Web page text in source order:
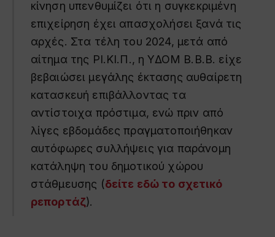
κίνηση υπενθυμίζει ότι η συγκεκριμένη
επιχείρηση έχει απασχολήσει ξανά τις
αρχές. Στα τέλη του 2024, μετά από
αίτημα της ΡΙ.ΚΙ.Π., η ΥΔΟΜ Β.Β.Β. είχε
βεβαιώσει μεγάλης έκτασης αυθαίρετη
κατασκευή επιβάλλοντας τα
αντίστοιχα πρόστιμα, ενώ πριν από
λίγες εβδομάδες πραγματοποιήθηκαν
αυτόφωρες συλλήψεις για παράνομη
κατάληψη του δημοτικού χώρου
στάθμευσης (δείτε εδώ το σχετικό
ρεπορτάζ).